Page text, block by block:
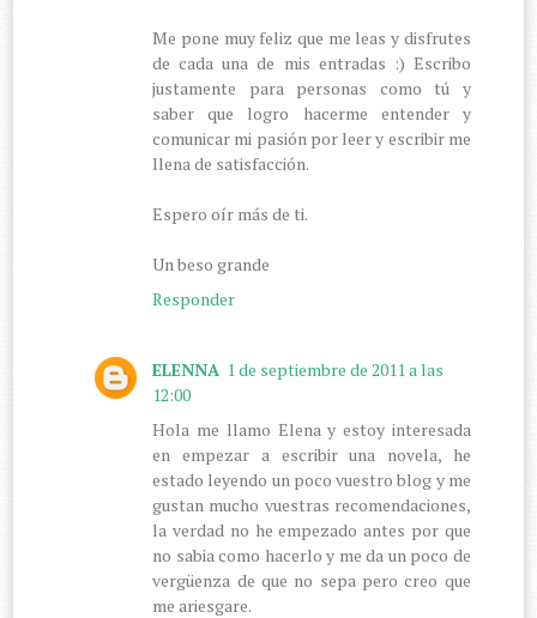
Me pone muy feliz que me leas y disfrutes
de cada una de mis entradas :) Escribo
justamente para personas como tú y
saber que logro hacerme entender y
comunicar mi pasión por leer y escribir me
llena de satisfacción.
Espero oír más de ti.
Un beso grande
Responder
ELENNA 1 de septiembre de 2011 a las
12:00
Hola me llamo Elena y estoy interesada
en empezar a escribir una novela, he
estado leyendo un poco vuestro blog y me
gustan mucho vuestras recomendaciones,
la verdad no he empezado antes por que
no sabia como hacerlo y me da un poco de
vergüenza de que no sepa pero creo que
me ariesgare.